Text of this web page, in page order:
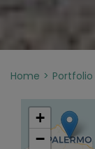
Home Portfolio
+
−